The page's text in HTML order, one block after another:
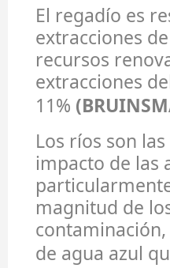
El regadío es
extracciones
recursos
extracciones
11%
Los ríos son
impacto de las
magnitud de
de agua azul